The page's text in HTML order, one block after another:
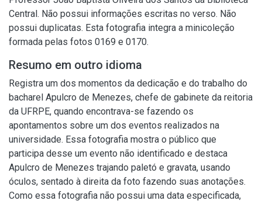
Central. Não possui informações escritas no verso. Não
possui duplicatas. Esta fotografia integra a minicoleção
formada pelas fotos 0169 e 0170.
Resumo em outro idioma
Registra um dos momentos da dedicação e do trabalho do
bacharel Apulcro de Menezes, chefe de gabinete da reitoria
da UFRPE, quando encontrava-se fazendo os
apontamentos sobre um dos eventos realizados na
universidade. Essa fotografia mostra o público que
participa desse um evento não identificado e destaca
Apulcro de Menezes trajando paletó e gravata, usando
óculos, sentado à direita da foto fazendo suas anotações.
Como essa fotografia não possui uma data especificada,